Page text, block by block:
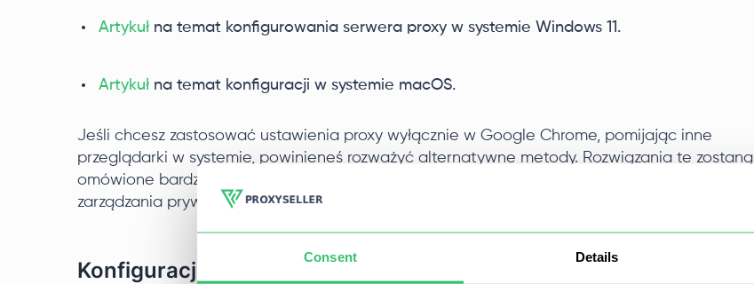
Consent Details
Artykułna temat konfigurowania serwera proxy w systemie Windows 11.
Artykułna temat konfiguracji w systemie macOS.
Jeśli chcesz zastosować ustawienia proxy wyłącznie w Google Chrome, pomijając inne
przeglądarki w systemie, powinieneś rozważyć alternatywne metody. Rozwiązania te zostaną
omówione bardziej szczegółowo, aby zapewnić bardziej ukierunkowane podejście do
zarządzania prywatnością i dostępnością online.
Konfiguracja proxy przy użyciu Proxifier